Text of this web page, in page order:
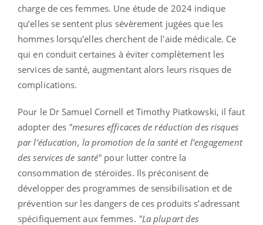
charge de ces femmes. Une étude de 2024 indique
qu’elles se sentent plus sévèrement jugées que les
hommes lorsqu'elles cherchent de l'aide médicale. Ce
qui en conduit certaines à éviter complètement les
services de santé, augmentant alors leurs risques de
complications.
Pour le Dr Samuel Cornell et Timothy Piatkowski, il faut
adopter des "mesures efficaces de réduction des risques
par l’éducation, la promotion de la santé et l’engagement
des services de santé" pour lutter contre la
consommation de stéroïdes. Ils préconisent de
développer des programmes de sensibilisation et de
prévention sur les dangers de ces produits s’adressant
spécifiquement aux femmes. "La plupart des